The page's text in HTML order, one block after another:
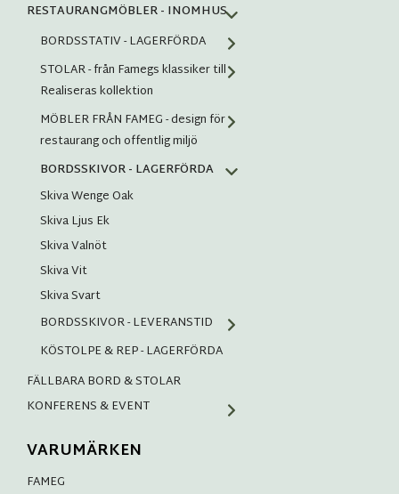
RESTAURANGMÖBLER - INOMHUS
BORDSSTATIV - LAGERFÖRDA
STOLAR - från Famegs klassiker till
Realiseras kollektion
MÖBLER FRÅN FAMEG - design för
restaurang och offentlig miljö
BORDSSKIVOR - LAGERFÖRDA
Skiva Wenge Oak
Skiva Ljus Ek
Skiva Valnöt
Skiva Vit
Skiva Svart
BORDSSKIVOR - LEVERANSTID
KÖSTOLPE & REP - LAGERFÖRDA
FÄLLBARA BORD & STOLAR
KONFERENS & EVENT
VARUMÄRKEN
FAMEG